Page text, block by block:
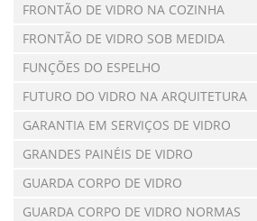
FRONTÃO DE VIDRO NA COZINHA
FRONTÃO DE VIDRO SOB MEDIDA
FUNÇÕES DO ESPELHO
FUTURO DO VIDRO NA ARQUITETURA
GARANTIA EM SERVIÇOS DE VIDRO
GRANDES PAINÉIS DE VIDRO
GUARDA CORPO DE VIDRO
GUARDA CORPO DE VIDRO NORMAS